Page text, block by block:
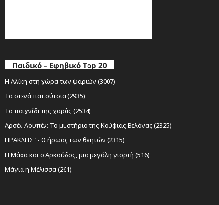
Παιδικό – Εφηβικό Top 20
Η Αλίκη στη χώρα των ψαριών (3007)
Τα στενά παπούτσια (2935)
Το παιχνίδι της χαράς (2534)
Αρσέν Λουπέν: Το μυστήριο της Κούφιας Βελόνας (2325)
ΗΡΑΚΛΗΣ" - Ο ήρωας των θνητών (2315)
Η Μάσα και ο Αρκούδος, μια μεγάλη γιορτή (516)
Μάγια η Μέλισσα (261)